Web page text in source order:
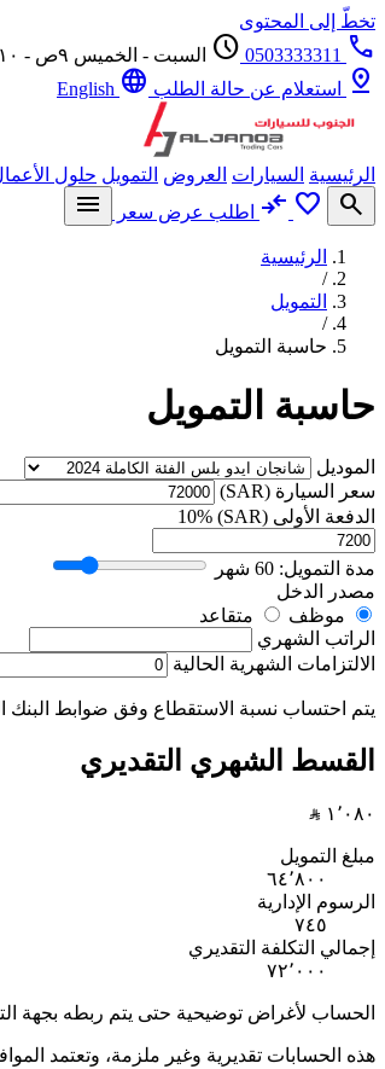
تخطّ إلى المحتوى
call
0503333311
schedule السبت - الخميس ٩ص - ١٠م
pin_drop استعلام عن حالة الطلب language
الرئيسية السيارات العروض التمويل حلول
search
favorite
compare_arrows اطلب عرض سعر menu
الرئيسية
/
التمويل
/
حاسبة التمويل
حاسبة التمويل
الموديل
سعر السيارة (SAR)
الدفعة الأولى (SAR)
10%
مدة التمويل: 60 شهر
مصدر الدخل
موظف
متقاعد
الراتب الشهري
الالتزامات الشهرية الحالية
يتم احتساب نسبة الاستقطاع وفق ضوابط البنك المركزي السعودي
القسط الشهري التقديري
١٬٠٨٠
مبلغ التمويل
٦٤٬٨٠٠
الرسوم الإدارية
٧٤٥
إجمالي التكلفة التقديري
٧٢٬٠٠٠
الحساب لأغراض توضيحية حتى يتم ربطه بجهة
هذه الحسابات تقديرية وغير ملزمة، وتعتمد